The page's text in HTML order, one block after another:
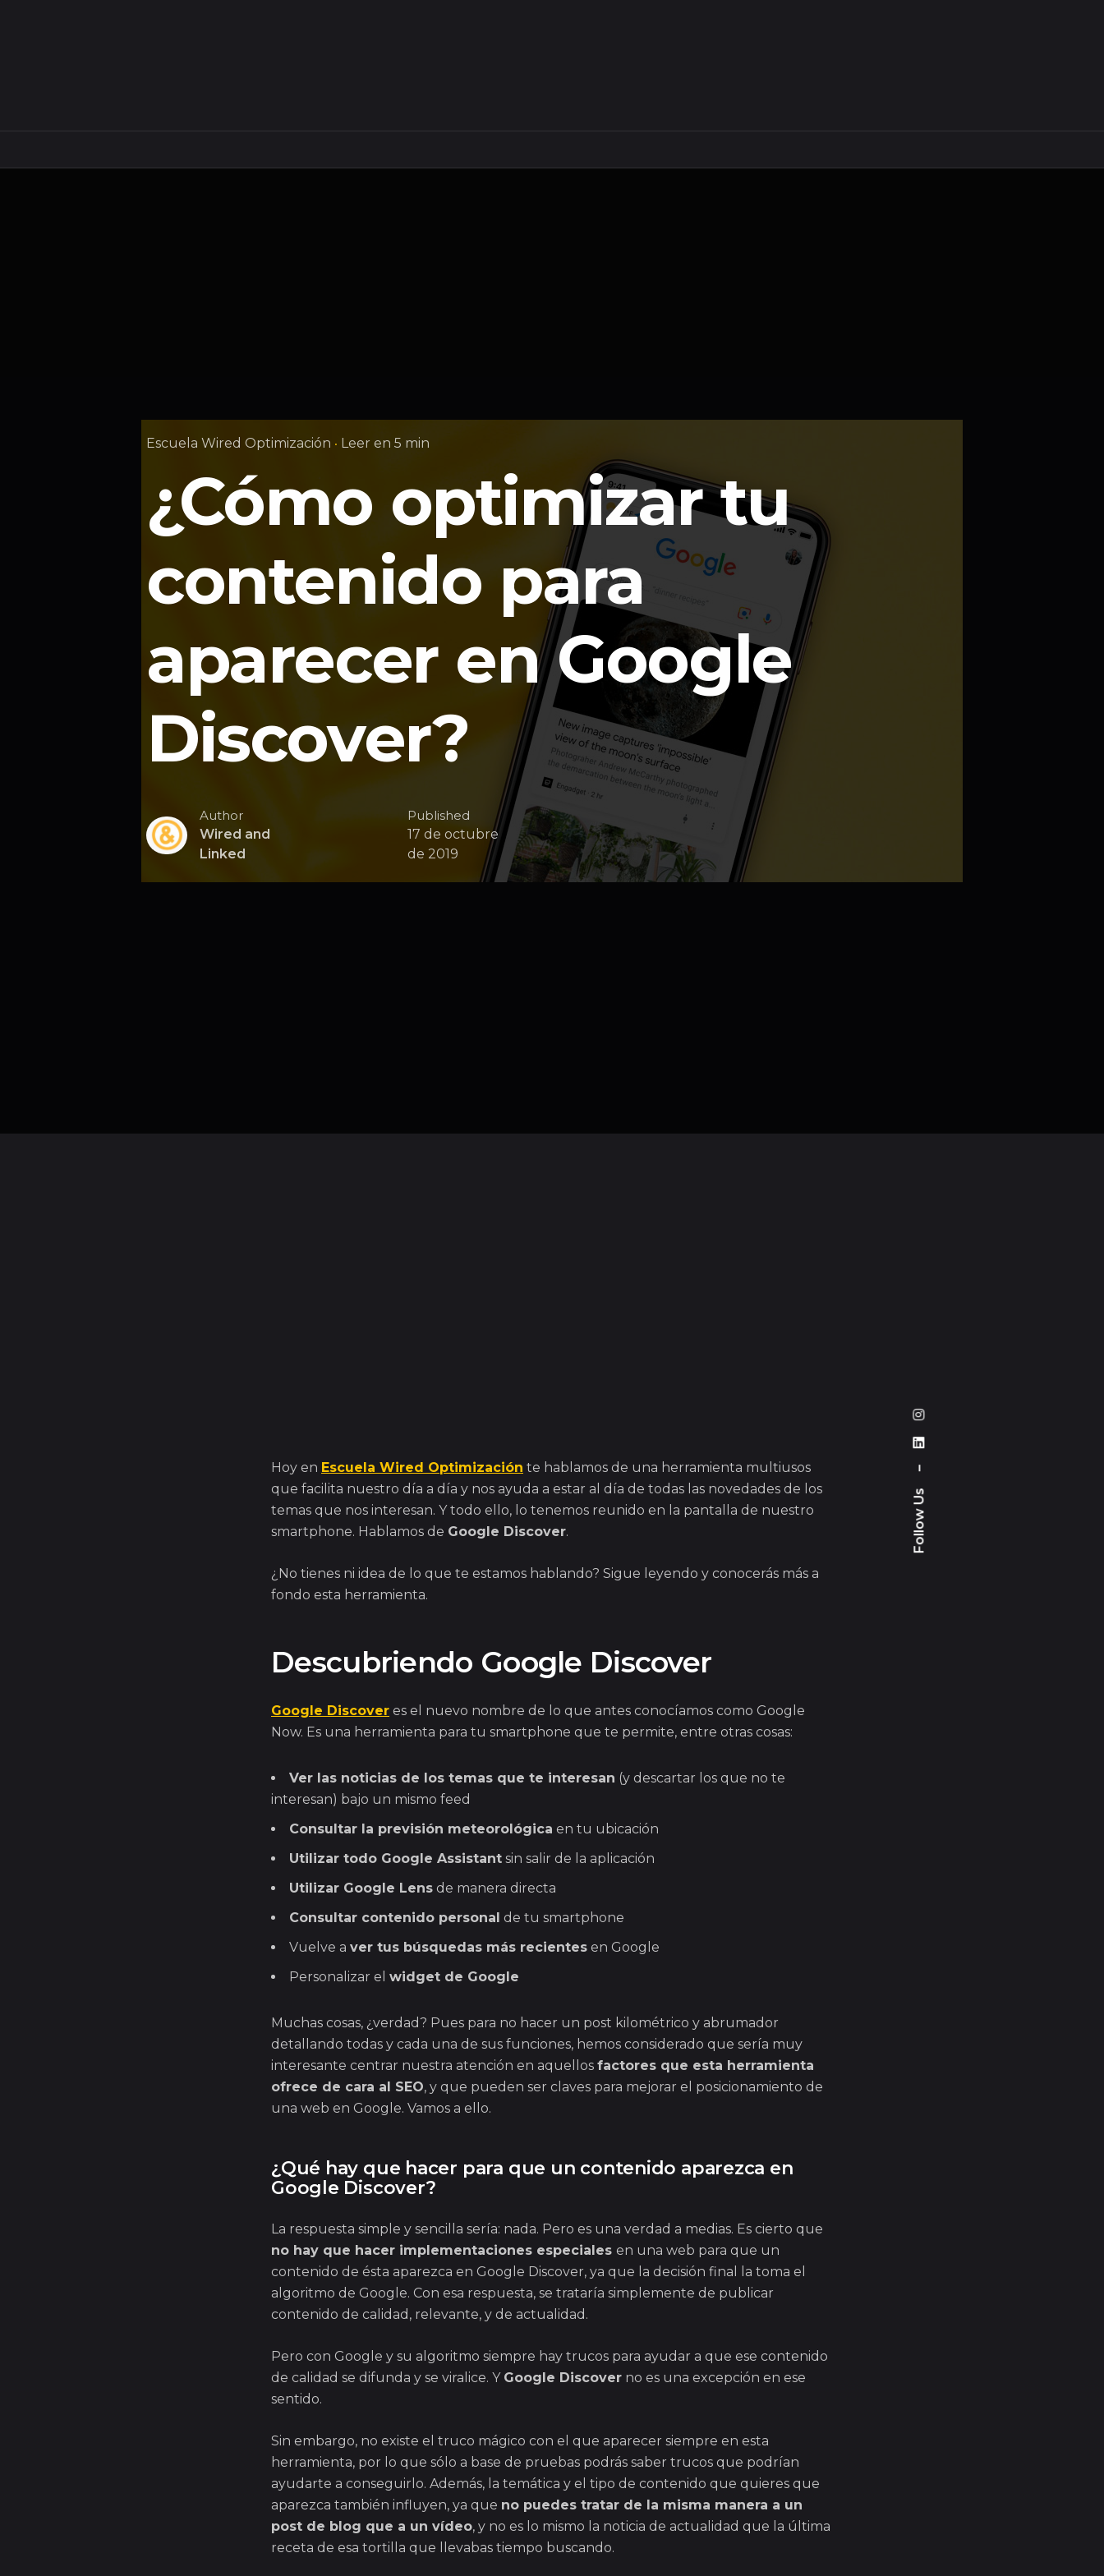
Follow Us
Escuela Wired Optimización Leer en 5 min
¿Cómo optimizar tu
contenido para
aparecer en Google
Discover?
Author
Wired and
Linked
Published
17 de octubre
de 2019
Hoy en Escuela Wired Optimización te hablamos de una herramienta multiusos
que facilita nuestro día a día y nos ayuda a estar al día de todas las novedades de los
temas que nos interesan. Y todo ello, lo tenemos reunido en la pantalla de nuestro
smartphone. Hablamos de Google Discover.
¿No tienes ni idea de lo que te estamos hablando? Sigue leyendo y conocerás más a
fondo esta herramienta.
Descubriendo Google Discover
Google Discover es el nuevo nombre de lo que antes conocíamos como Google
Now. Es una herramienta para tu smartphone que te permite, entre otras cosas:
Ver las noticias de los temas que te interesan (y descartar los que no te
interesan) bajo un mismo feed
Consultar la previsión meteorológica en tu ubicación
Utilizar todo Google Assistant sin salir de la aplicación
Utilizar Google Lens de manera directa
Consultar contenido personal de tu smartphone
Vuelve a ver tus búsquedas más recientes en Google
Personalizar el widget de Google
Muchas cosas, ¿verdad? Pues para no hacer un post kilométrico y abrumador
detallando todas y cada una de sus funciones, hemos considerado que sería muy
interesante centrar nuestra atención en aquellos factores que esta herramienta
ofrece de cara al SEO, y que pueden ser claves para mejorar el posicionamiento de
una web en Google. Vamos a ello.
¿Qué hay que hacer para que un contenido aparezca en
Google Discover?
La respuesta simple y sencilla sería: nada. Pero es una verdad a medias. Es cierto que
no hay que hacer implementaciones especiales en una web para que un
contenido de ésta aparezca en Google Discover, ya que la decisión final la toma el
algoritmo de Google. Con esa respuesta, se trataría simplemente de publicar
contenido de calidad, relevante, y de actualidad.
Pero con Google y su algoritmo siempre hay trucos para ayudar a que ese contenido
de calidad se difunda y se viralice. Y Google Discover no es una excepción en ese
sentido.
Sin embargo, no existe el truco mágico con el que aparecer siempre en esta
herramienta, por lo que sólo a base de pruebas podrás saber trucos que podrían
ayudarte a conseguirlo. Además, la temática y el tipo de contenido que quieres que
aparezca también influyen, ya que no puedes tratar de la misma manera a un
post de blog que a un vídeo, y no es lo mismo la noticia de actualidad que la última
receta de esa tortilla que llevabas tiempo buscando.